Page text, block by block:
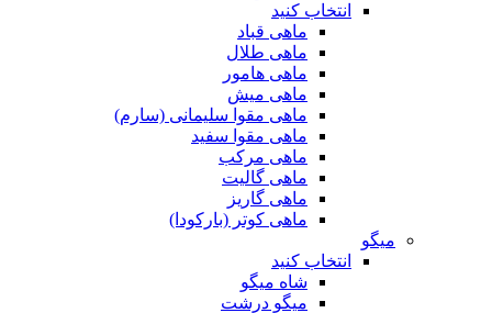
انتخاب کنید
ماهی قباد
ماهی طلال
ماهی هامور
ماهی میش
ماهی مقوا سلیمانی (سارم)
ماهی مقوا سفید
ماهی مرکب
ماهی گالیت
ماهی گاریز
ماهی کوتر (بارکودا)
میگو
انتخاب کنید
شاه میگو
میگو درشت